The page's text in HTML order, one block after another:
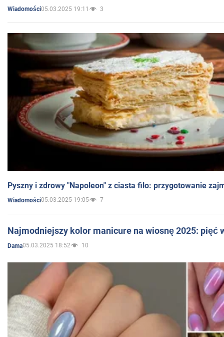
Wiadomości05.03.2025 19:11 3
Pyszny i zdrowy "Napoleon" z ciasta filo: przygotowanie
Wiadomości05.03.2025 19:05 7
Najmodniejszy kolor manicure na wiosnę 2025: pięć
Dama05.03.2025 18:52 10